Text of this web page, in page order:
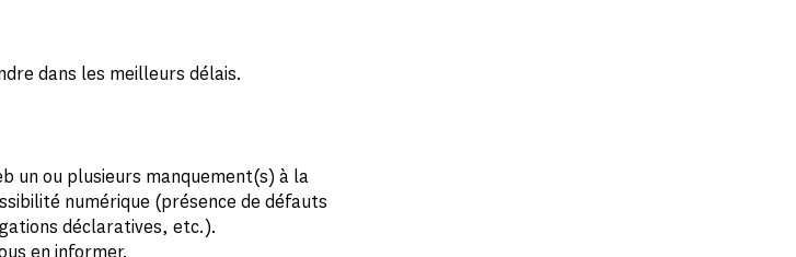
dans les meilleurs délais.
un ou plusieurs manquement(s) à la
numérique (présence de défauts
déclaratives, etc.).
en informer.